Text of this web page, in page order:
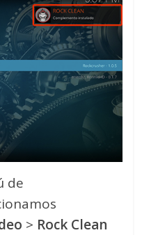
de
> Rock Clean